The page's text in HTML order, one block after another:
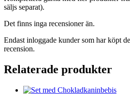
säljs separat).
Det finns inga recensioner än.
Endast inloggade kunder som har köpt
recension.
Relaterade produkter